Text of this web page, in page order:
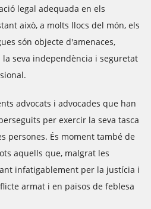
legal adequada en els
això, a molts llocs del món, els
són objecte d'amenaces,
seva independència i seguretat
advocats i advocades que han
per exercir la seva tasca
persones. És moment també de
aquells que, malgrat les
infatigablement per la justícia i
armat i en països de feblesa